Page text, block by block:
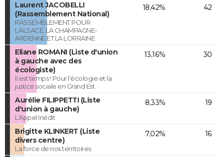
Laurent JACOBELLI
(Rassemblement National)
RASSEMBLEMENT POUR
L'ALSACE, LA CHAMPAGNE-
ARDENNE ET LA LORRAINE
18,42% 42
Eliane ROMANI (Liste d'union
à gauche avec des
écologiste)
Il est temps ! Pour l'écologie et la
justice sociale en Grand Est
13,16% 30
Aurélie FILIPPETTI (Liste
d'union à gauche)
L'Appel Inédit
8,33% 19
Brigitte KLINKERT (Liste
divers centre)
La force de nos territoires
7,02% 16